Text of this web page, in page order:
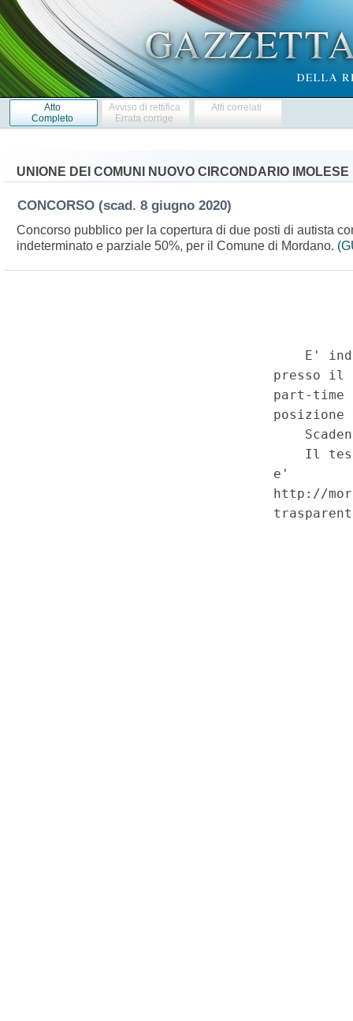
Atto
Completo
Avviso di rettifica
Errata corrige
Atti correlati
UNIONE DEI COMUNI NUOVO CIRCONDARIO IMOLESE
CONCORSO (scad. 8 giugno 2020)
Concorso pubblico per la copertura di due posti di autista
indeterminato e parziale 50%, per il Comune di Mordano.